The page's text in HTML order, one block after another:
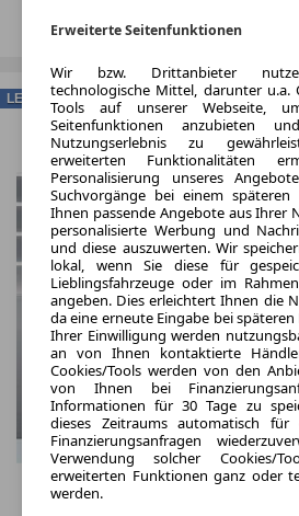
LEASING
Erweiterte Seitenfunktionen
Wir bzw. Drittanbieter
technologische Mittel, darunter u.a.
Tools auf unserer Webseite,
Seitenfunktionen anzubieten
Nutzungserlebnis zu
erweiterten Funktionalitäten
Personalisierung unseres
Suchvorgänge bei einem späteren
Ihnen passende Angebote aus Ihrer
personalisierte Werbung und
und diese auszuwerten. Wir
lokal, wenn Sie diese für
Lieblingsfahrzeuge oder im
angeben. Dies erleichtert Ihnen die
da eine erneute Eingabe bei
Ihrer Einwilligung werden
an von Ihnen kontaktierte
Cookies/Tools werden von den
von Ihnen bei
Informationen für 30 Tage zu
dieses Zeitraums automatisch
Finanzierungsanfragen
Verwendung solcher Cookies/
erweiterten Funktionen ganz oder
werden.